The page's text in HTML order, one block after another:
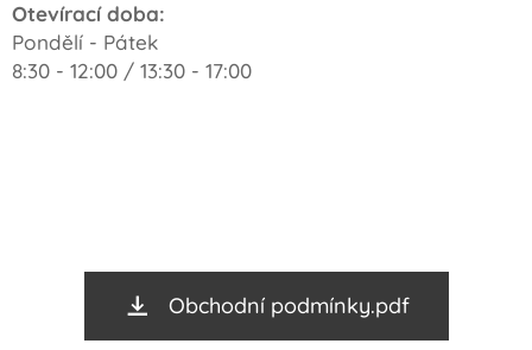
Otevírací doba:
Pondělí - Pátek
8:30 - 12:00 / 13:30 - 17:00
Obchodní podmínky.pdf